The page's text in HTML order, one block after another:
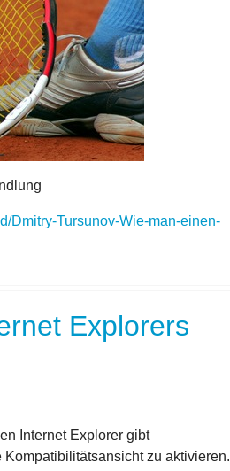
Dmitry-Tursunov-Wie-man-einen-
Explorers
Internet Explorer gibt
zu aktivieren.